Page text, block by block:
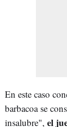
En este caso
barbacoa se
insalubre", el